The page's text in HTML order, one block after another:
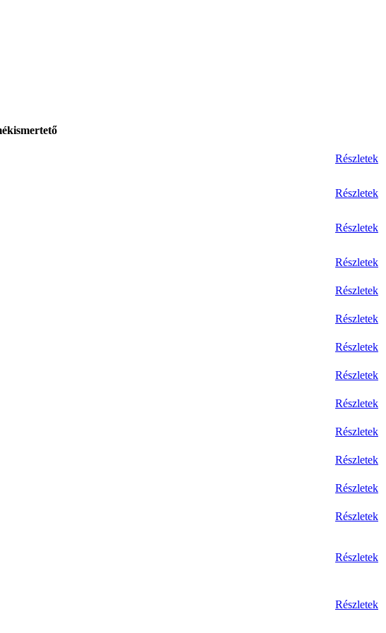
Részletek
Részletek
Részletek
Részletek
Részletek
Részletek
Részletek
Részletek
Részletek
Részletek
Részletek
Részletek
Részletek
Részletek
Részletek